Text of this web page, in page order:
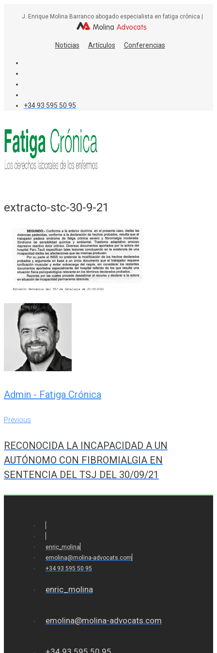
J. Enrique Molina Barranco abogado especialista en fatiga crónica |
Noticias Artículos Conferencias
+34 93 595 50 95
extracto-stc-30-9-21
Admin - Fatiga Crónica
Navegación
entradas
Previous
Previous
RECONOCIDA LA INCAPACIDAD A UN
AUTÓNOMO CON FIBROMIALGIA EN
SENTENCIA DEL TSJ DEL 30/09/21
enric_molina
emolina@molina-advocats.com
+34 93 595 50 95
enric_molina
emolina@molina-advocats.com